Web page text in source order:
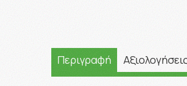
Περιγραφή